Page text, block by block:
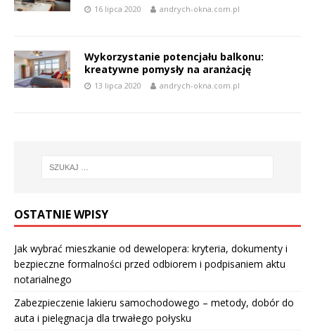
16 lipca 2020 andrych-okna.com.pl
Wykorzystanie potencjału balkonu:
kreatywne pomysły na aranżację
13 lipca 2020 andrych-okna.com.pl
OSTATNIE WPISY
Jak wybrać mieszkanie od dewelopera: kryteria, dokumenty i
bezpieczne formalności przed odbiorem i podpisaniem aktu
notarialnego
Zabezpieczenie lakieru samochodowego – metody, dobór do
auta i pielęgnacja dla trwałego połysku